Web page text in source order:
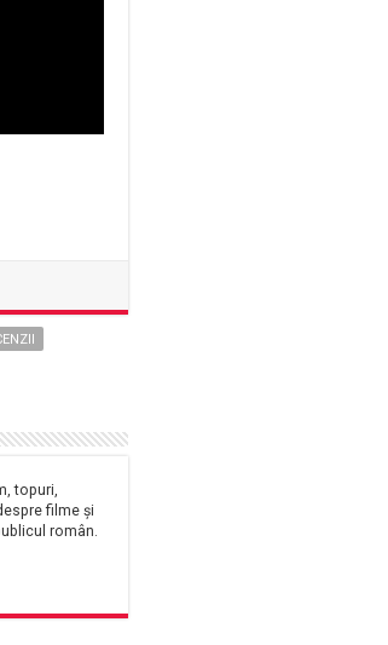
topuri,
filme și
român.